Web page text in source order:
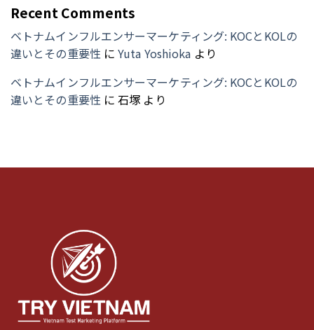
Recent Comments
ベトナムインフルエンサーマーケティング: KOCとKOLの
違いとその重要性にYuta Yoshioka より
ベトナムインフルエンサーマーケティング: KOCとKOLの
違いとその重要性に石塚 より